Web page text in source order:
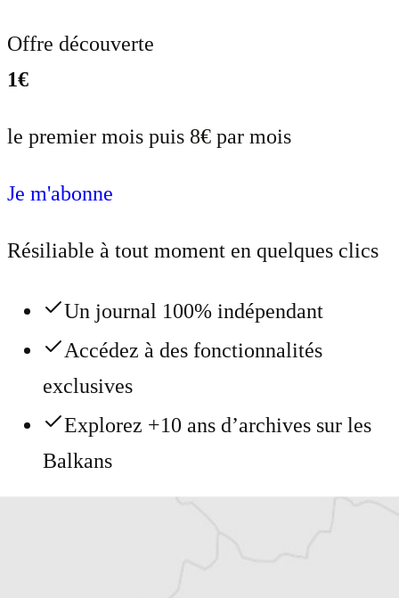
Offre découverte
1€
le premier mois puis 8€ par mois
Je m'abonne
Résiliable à tout moment en quelques clics
Un journal 100% indépendant
Accédez à des fonctionnalités
exclusives
Explorez +10 ans d’archives sur les
Balkans